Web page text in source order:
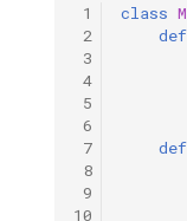
1
2
3
4
5
6
7
8
9
10
class
def
def